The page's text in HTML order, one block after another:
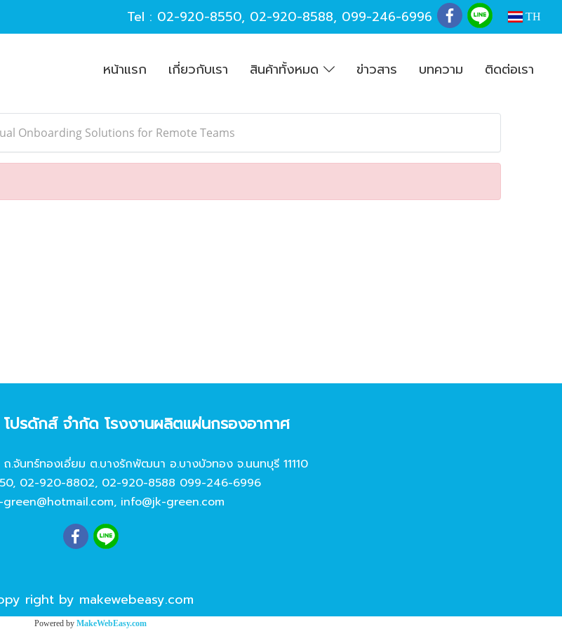
Tel : 02-920-8550, 02-920-8588, 099-246-6996 TH
หน้าแรก เกี่ยวกับเรา สินค้าทั้งหมด ข่าวสาร บทความ ติดต่อเรา
Onboarding Solutions for Remote Teams
โปรดักส์ จํากัด โรงงานผลิตแผ่นกรองอากาศ
.จันทร์ทองเอี่ยม ต.บางรักพัฒนา อ.บางบัวทอง จ.นนทบุรี 11110
, 02-920-8802, 02-920-8588 099-246-6996
green@hotmail.com, info@jk-green.com
right by makewebeasy.com
Powered by MakeWebEasy.com